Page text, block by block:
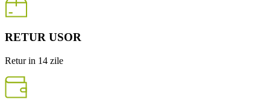
RETUR USOR
Retur in 14 zile